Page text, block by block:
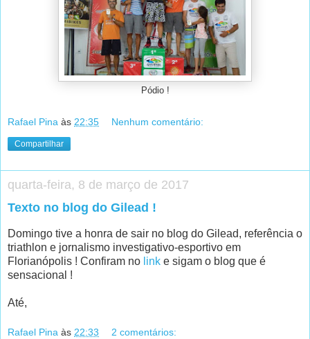
Pódio !
Rafael Pina às 22:35 Nenhum comentário:
Compartilhar
quarta-feira, 8 de março de 2017
Texto no blog do Gilead !
Domingo tive a honra de sair no blog do Gilead, referência o
triathlon e jornalismo investigativo-esportivo em
Florianópolis ! Confiram no link e sigam o blog que é
sensacional !
Até,
Rafael Pina às 22:33 2 comentários: